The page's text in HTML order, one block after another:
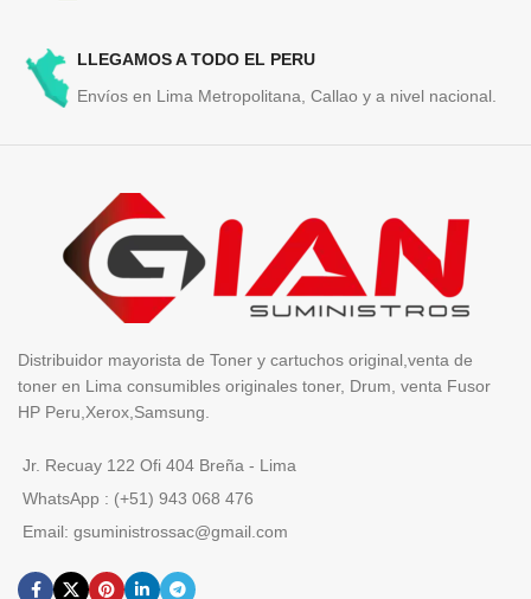
LLEGAMOS A TODO EL PERU
Envíos en Lima Metropolitana, Callao y a nivel nacional.
Distribuidor mayorista de Toner y cartuchos original,venta de
toner en Lima consumibles originales toner, Drum, venta Fusor
HP Peru,Xerox,Samsung.
Jr. Recuay 122 Ofi 404 Breña - Lima
WhatsApp : (+51) 943 068 476
Email: gsuministrossac@gmail.com